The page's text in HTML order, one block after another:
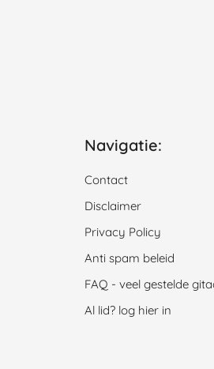
Navigatie:
Contact
Disclaimer
Privacy Policy
Anti spam beleid
FAQ - veel gestelde
Al lid? log hier in